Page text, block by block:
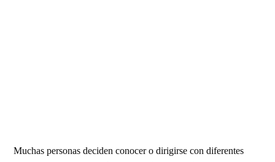
Muchas personas deciden conocer o dirigirse con diferentes